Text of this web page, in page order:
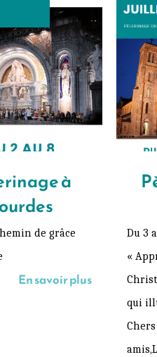
à
de grâce
En savoir plus
Du 3
«
qui